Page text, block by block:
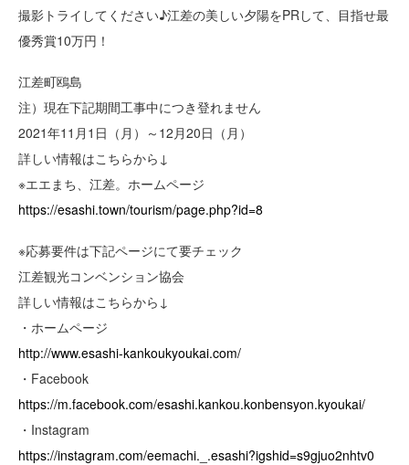
撮影トライしてください♪江差の美しい夕陽をPRして、目指せ最
優秀賞10万円！
江差町鴎島
注）現在下記期間工事中につき登れません
2021年11月1日（月）～12月20日（月）
詳しい情報はこちらから↓
※エエまち、江差。ホームページ
https://esashi.town/tourism/page.php?id=8
※応募要件は下記ページにて要チェック
江差観光コンベンション協会
詳しい情報はこちらから↓
・ホームページ
http://www.esashi-kankoukyoukai.com/
・Facebook
https://m.facebook.com/esashi.kankou.konbensyon.kyoukai/
・Instagram
https://instagram.com/eemachi._.esashi?igshid=s9gjuo2nhtv0